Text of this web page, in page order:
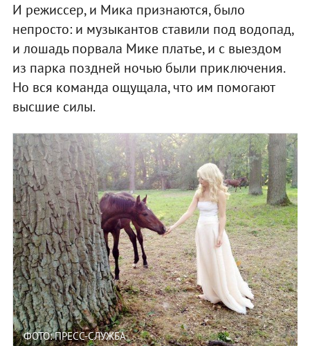
И режиссер, и Мика признаются, было
непросто: и музыкантов ставили под водопад,
и лошадь порвала Мике платье, и с выездом
из парка поздней ночью были приключения.
Но вся команда ощущала, что им помогают
высшие силы.
ФОТО: ПРЕСС-СЛУЖБА